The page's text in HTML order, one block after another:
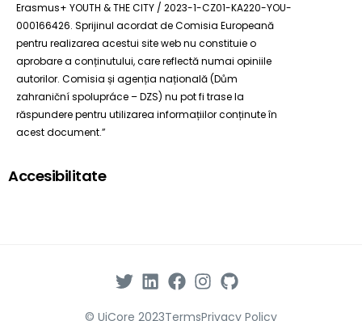
Erasmus+ YOUTH & THE CITY / 2023-1-CZ01-KA220-YOU-
000166426. Sprijinul acordat de Comisia Europeană
pentru realizarea acestui site web nu constituie o
aprobare a conținutului, care reflectă numai opiniile
autorilor. Comisia și agenția națională (Dům
zahraniční spolupráce – DZS) nu pot fi trase la
răspundere pentru utilizarea informațiilor conținute în
acest document.”
Accesibilitate
© UiCore 2023TermsPrivacy Policy